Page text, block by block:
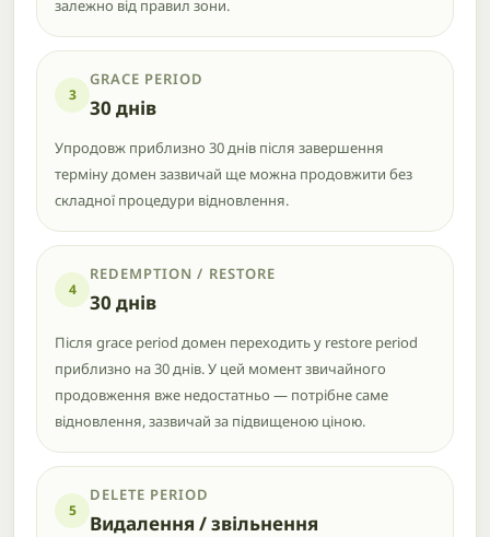
залежно від правил зони.
3
GRACE PERIOD
30 днів
Упродовж приблизно 30 днів після завершення
терміну домен зазвичай ще можна продовжити без
складної процедури відновлення.
4
REDEMPTION / RESTORE
30 днів
Після grace period домен переходить у restore period
приблизно на 30 днів. У цей момент звичайного
продовження вже недостатньо — потрібне саме
відновлення, зазвичай за підвищеною ціною.
5
DELETE PERIOD
Видалення / звільнення